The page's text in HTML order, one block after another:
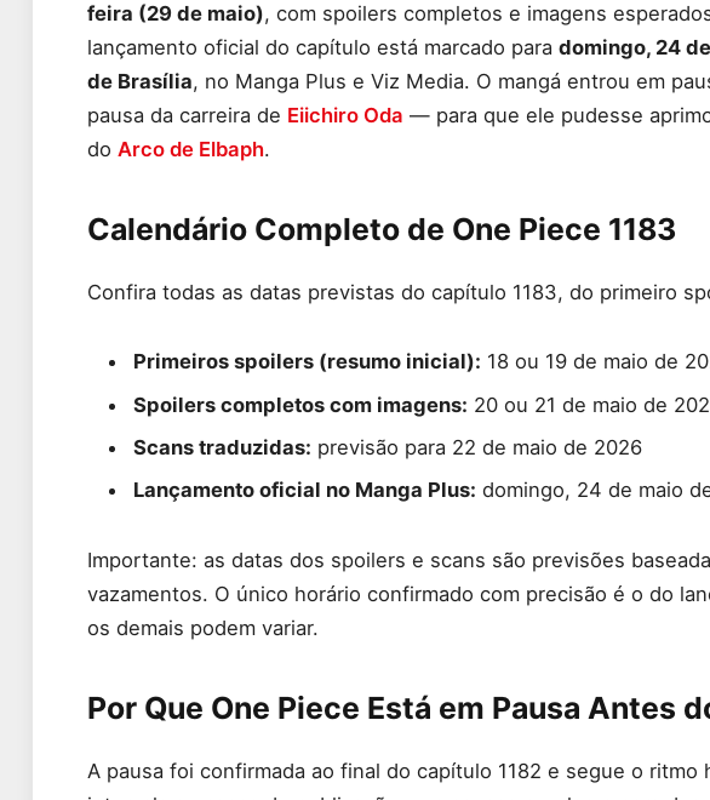
feira (29 de maio), com spoilers completos e imagens
lançamento oficial do capítulo está marcado para domingo, 24
de Brasília, no Manga Plus e Viz Media. O mangá entrou em
pausa da carreira de Eiichiro Oda — para que ele pudesse
do Arco de Elbaph.
Calendário Completo de One Piece 1183
Confira todas as datas previstas do capítulo 1183, do primeiro
Primeiros spoilers (resumo inicial): 18 ou 19 de maio de
Spoilers completos com imagens: 20 ou 21 de maio de
Scans traduzidas: previsão para 22 de maio de 2026
Lançamento oficial no Manga Plus: domingo, 24 de maio
Importante: as datas dos spoilers e scans são previsões
vazamentos. O único horário confirmado com precisão é o do
os demais podem variar.
Por Que One Piece Está em Pausa Antes
A pausa foi confirmada ao final do capítulo 1182 e segue o ritmo